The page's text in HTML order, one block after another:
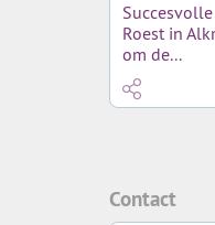
Roest in
om de...
Contact